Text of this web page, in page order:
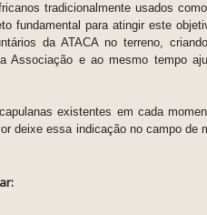
tradicionalmente usados
fundamental para atingir este
da ATACA no terreno,
Associação e ao mesmo tempo
existentes em cada
deixe essa indicação no campo de